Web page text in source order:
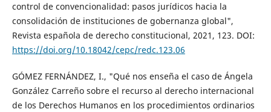
control de convencionalidad: pasos jurídicos hacia la
consolidación de instituciones de gobernanza global",
Revista española de derecho constitucional, 2021, 123. DOI:
https://doi.org/10.18042/cepc/redc.123.06
GÓMEZ FERNÁNDEZ, I., "Qué nos enseña el caso de Ángela
González Carreño sobre el recurso al derecho internacional
de los Derechos Humanos en los procedimientos ordinarios